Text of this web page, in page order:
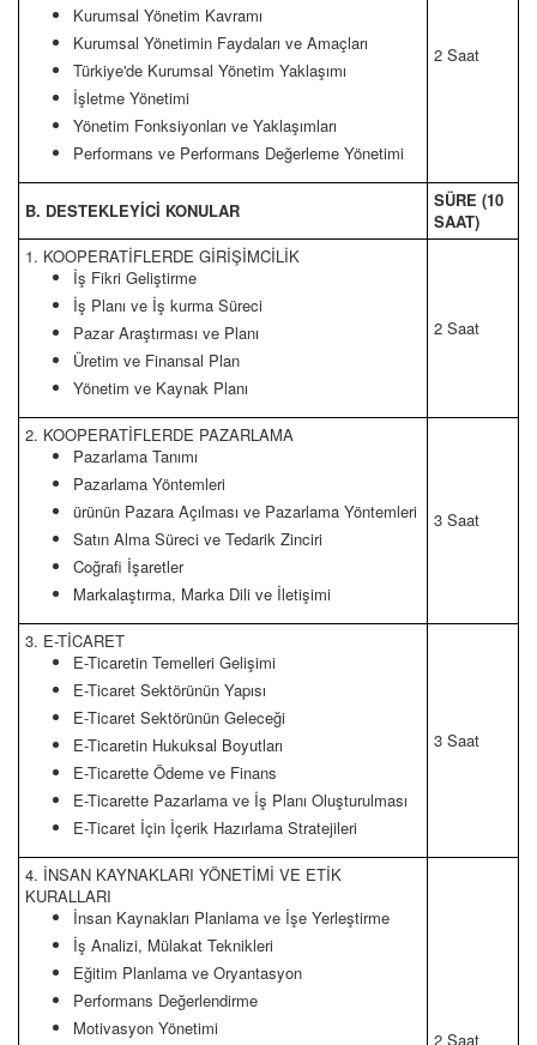
Kurumsal Yönetim Kavramı
Kurumsal Yönetimin Faydaları ve Amaçları
Türkiye'de Kurumsal Yönetim Yaklaşımı
İşletme Yönetimi
Yönetim Fonksiyonları ve Yaklaşımları
Performans ve Performans Değerleme Yönetimi
2 Saat
B. DESTEKLEYİCİ KONULAR
SÜRE (10
SAAT)
1. KOOPERATİFLERDE GİRİŞİMCİLİK
İş Fikri Geliştirme
İş Planı ve İş kurma Süreci
Pazar Araştırması ve Planı
Üretim ve Finansal Plan
Yönetim ve Kaynak Planı
2 Saat
2. KOOPERATİFLERDE PAZARLAMA
Pazarlama Tanımı
Pazarlama Yöntemleri
ürünün Pazara Açılması ve Pazarlama Yöntemleri
Satın Alma Süreci ve Tedarik Zinciri
Coğrafi İşaretler
Markalaştırma, Marka Dili ve İletişimi
3 Saat
3. E-TİCARET
E-Ticaretin Temelleri Gelişimi
E-Ticaret Sektörünün Yapısı
E-Ticaret Sektörünün Geleceği
E-Ticaretin Hukuksal Boyutları
E-Ticarette Ödeme ve Finans
E-Ticarette Pazarlama ve İş Planı Oluşturulması
E-Ticaret İçin İçerik Hazırlama Stratejileri
3 Saat
4. İNSAN KAYNAKLARI YÖNETİMİ VE ETİK
KURALLARI
İnsan Kaynakları Planlama ve İşe Yerleştirme
İş Analizi, Mülakat Teknikleri
Eğitim Planlama ve Oryantasyon
Performans Değerlendirme
Motivasyon Yönetimi
2 Saat